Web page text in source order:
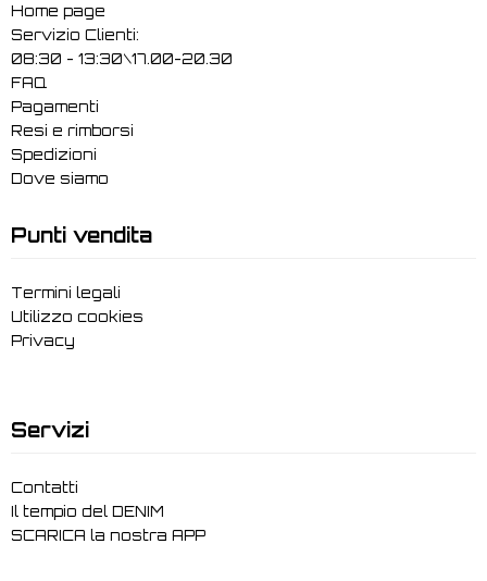
Home page
Servizio Clienti:
08:30 - 13:30\17.00-20.30
FAQ
Pagamenti
Resi e rimborsi
Spedizioni
Dove siamo
Punti vendita
Termini legali
Utilizzo cookies
Privacy
Servizi
Contatti
Il tempio del DENIM
SCARICA la nostra APP